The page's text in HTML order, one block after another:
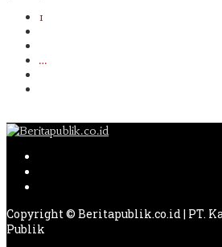
1
…
Copyright © Beritapublik.co.id | PT.
Publik